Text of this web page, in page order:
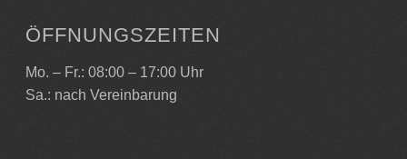
ÖFFNUNGSZEITEN
Mo. – Fr.: 08:00 – 17:00 Uhr
Sa.: nach Vereinbarung